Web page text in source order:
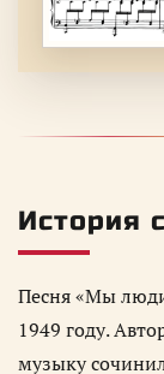
История
Песня «Мы
1949 году.
музыку